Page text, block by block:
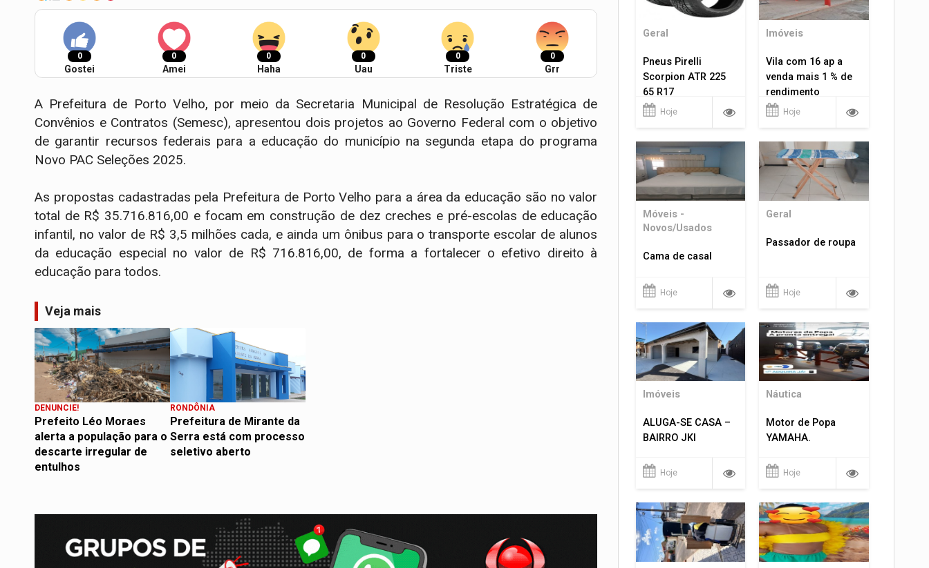
0
Gostei
0
Amei
0
Haha
0
Uau
0
Triste
0
Grr
A Prefeitura de Porto Velho, por meio da Secretaria Municipal de Resolução Estratégica de
Convênios e Contratos (Semesc), apresentou dois projetos ao Governo Federal com o objetivo
de garantir recursos federais para a educação do município na segunda etapa do programa
Novo PAC Seleções 2025.
As propostas cadastradas pela Prefeitura de Porto Velho para a área da educação são no valor
total de R$ 35.716.816,00 e focam em construção de dez creches e pré-escolas de educação
infantil, no valor de R$ 3,5 milhões cada, e ainda um ônibus para o transporte escolar de alunos
da educação especial no valor de R$ 716.816,00, de forma a fortalecer o efetivo direito à
educação para todos.
Veja mais
DENUNCIE!
Prefeito Léo Moraes
alerta a população para o
descarte irregular de
entulhos
RONDÔNIA
Prefeitura de Mirante da
Serra está com processo
seletivo aberto
Geral
Pneus Pirelli
Scorpion ATR 225
65 R17
Hoje
Imóveis
Vila com 16 ap a
venda mais 1 % de
rendimento
Hoje
Móveis -
Novos/Usados
Cama de casal
Hoje
Geral
Passador de roupa
Hoje
Imóveis
ALUGA-SE CASA –
BAIRRO JKI
Hoje
Náutica
Motor de Popa
YAMAHA.
Hoje